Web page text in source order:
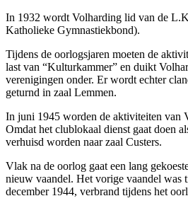
In 1932 wordt Volharding lid van de
Katholieke Gymnastiekbond).
Tijdens de oorlogsjaren moeten de
last van “Kulturkammer” en duikt
verenigingen onder. Er wordt echter
geturnd in zaal Lemmen.
In juni 1945 worden de aktiviteiten van
Omdat het clublokaal dienst gaat doen
verhuisd worden naar zaal Custers.
Vlak na de oorlog gaat een lang
nieuw vaandel. Het vorige vaandel was
december 1944, verbrand tijdens het